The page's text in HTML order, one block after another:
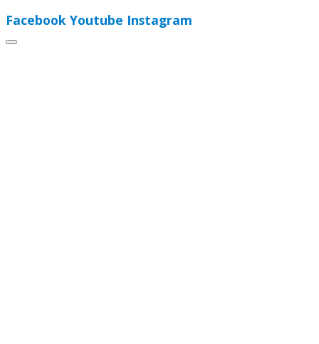
Facebook Youtube Instagram